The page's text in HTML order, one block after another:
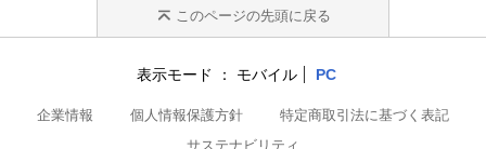
このページの先頭に戻る
表示モード モバイル PC
企業情報 個人情報保護方針
特定商取引法に基づく表記
サステナビリティ